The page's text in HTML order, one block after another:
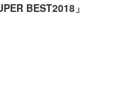
BEST2018」